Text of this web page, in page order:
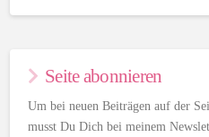
Seite abonnieren
Um bei neuen Beiträgen auf der
musst Du Dich bei meinem